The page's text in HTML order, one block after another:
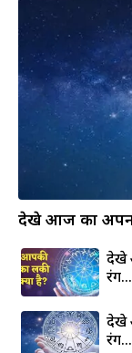
देखे आज का
देखे
रंग…
देखे
रंग…